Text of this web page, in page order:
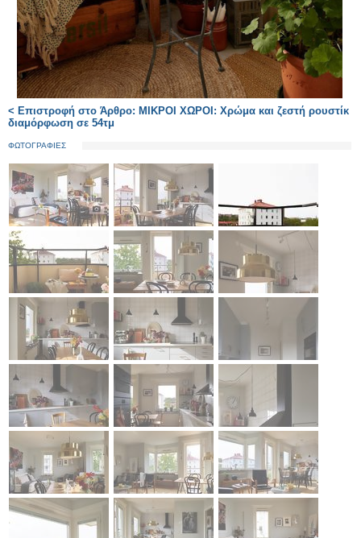
< Επιστροφή στο Άρθρο: ΜΙΚΡΟΙ ΧΩΡΟΙ: Χρώμα και ζεστή ρουστίκ
διαμόρφωση σε 54τμ
ΦΩΤΟΓΡΑΦΙΕΣ